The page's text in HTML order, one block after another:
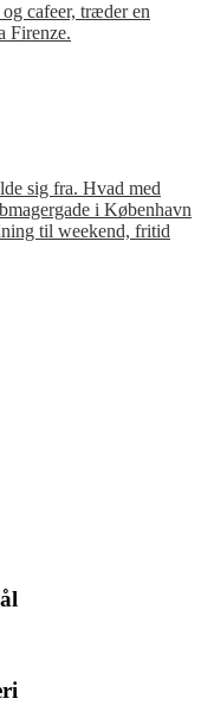
cafeer, træder en
Firenze.
sig fra. Hvad med
i København
til weekend, fritid